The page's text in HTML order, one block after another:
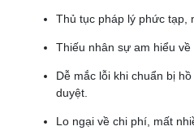
Thủ tục pháp lý phức tạp,
Thiếu nhân sự am hiểu
Dễ mắc lỗi khi chuẩn bị
duyệt.
Lo ngại về chi phí, mất